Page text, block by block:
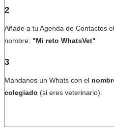
2
Añade a tu Agenda de Contactos
nombre: "Mi reto WhatsVet"
3
Mándanos un Whats con el
colegiado (si eres veterinario).